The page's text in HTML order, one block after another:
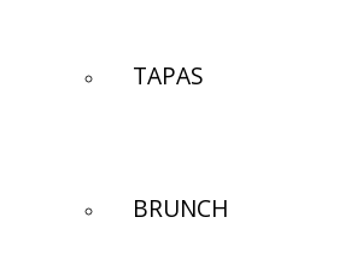
TAPAS
BRUNCH